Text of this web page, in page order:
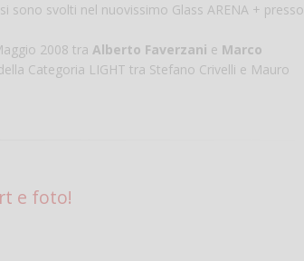
sono svolti nel nuovissimo Glass ARENA + presso
2008 tra Alberto Faverzani e Marco
Categoria LIGHT tra Stefano Crivelli e Mauro
e foto!